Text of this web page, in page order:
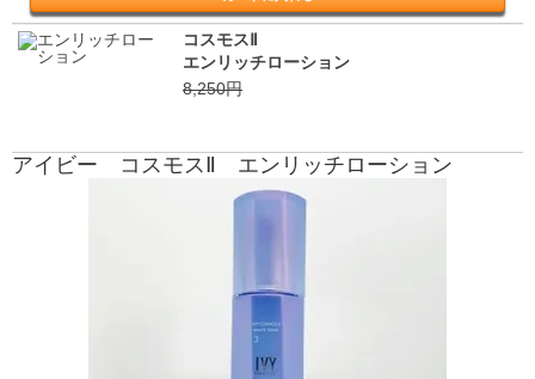
コスモスⅡ
エンリッチローション
8,250円
アイビー コスモスⅡ エンリッチローション